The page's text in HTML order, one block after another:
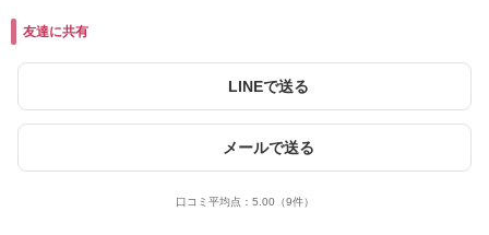
友達に共有
LINEで送る
メールで送る
口コミ平均点： 5.00 （9件）